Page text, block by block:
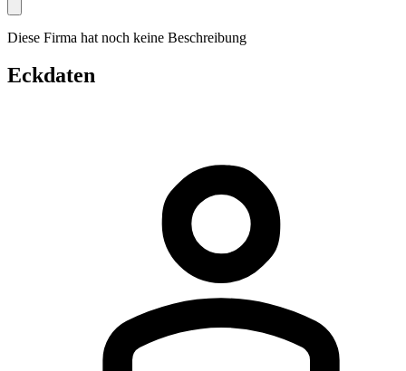
Diese Firma hat noch keine Beschreibung
Eckdaten